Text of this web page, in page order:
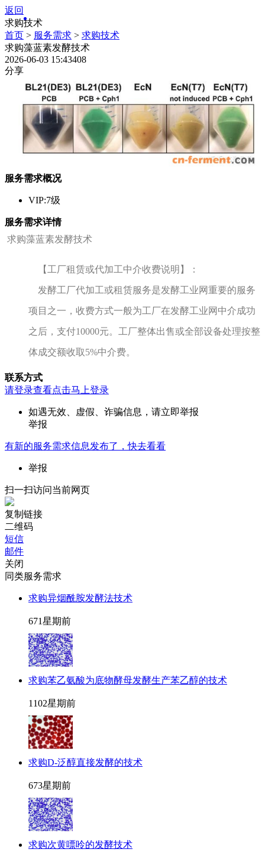
返回
求购技术
首页 > 服务需求 > 求购技术
求购藻蓝素发酵技术
2026-06-03 15:43408
分享
服务需求概况
VIP:7级
服务需求详情
求购藻蓝素发酵技术
【工厂租赁或代加工中介收费说明】：
发酵工厂代加工或租赁服务是发酵工业网重要的服务
项目之一，收费方式一般为工厂在发酵工业网中介成功
之后，支付10000元。工厂整体出售或全部设备处理按整
体成交额收取5%中介费。
联系方式
请登录查看点击马上登录
如遇无效、虚假、诈骗信息，请立即举报
举报
有新的服务需求信息发布了，快去看看
举报
扫一扫访问当前网页
复制链接
二维码
短信
邮件
关闭
同类服务需求
求购异烟酰胺发酵法技术
671星期前
求购苯乙氨酸为底物酵母发酵生产苯乙醇的技术
1102星期前
求购D-泛醇直接发酵的技术
673星期前
求购次黄嘌呤的发酵技术